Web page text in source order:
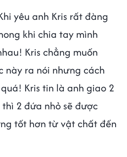
yêu anh Kris rất đàng
khi chia tay mình
Kris chẳng muốn
này ra nói nhưng cách
Kris tin là anh giao 2
2 đứa nhỏ sẽ được
tốt hơn từ vật chất đến